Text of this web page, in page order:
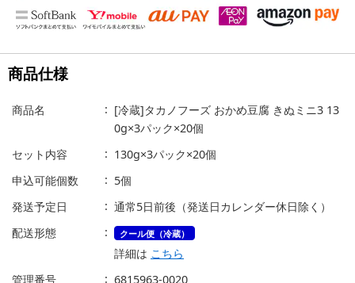
商品仕様
商品名
[冷蔵]タカノフーズ おかめ豆腐 きぬミニ3 13
0g×3パック×20個
セット内容
130g×3パック×20個
申込可能個数
5個
発送予定日
通常5日前後（発送日カレンダー休日除く）
配送形態
クール便（冷蔵）
詳細は こちら
管理番号
6815963-0020